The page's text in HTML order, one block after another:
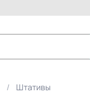
Штативы